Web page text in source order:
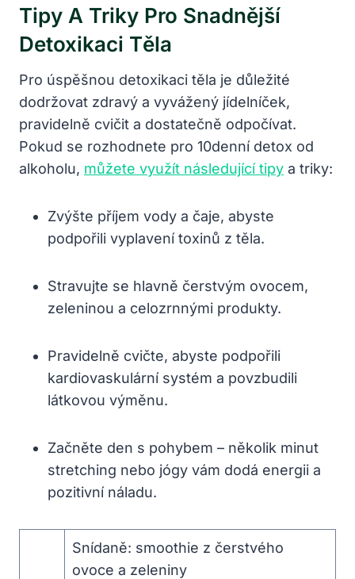
Tipy A Triky Pro Snadnější
Detoxikaci Těla
Pro úspěšnou detoxikaci těla je důležité
dodržovat zdravý a vyvážený jídelníček,
pravidelně cvičit a dostatečně odpočívat.
Pokud se rozhodnete pro 10denní detox od
alkoholu, můžete využít následující tipy a triky:
Zvýšte příjem vody a čaje, abyste
podpořili vyplavení toxinů z těla.
Stravujte se hlavně čerstvým ovocem,
zeleninou a celozrnnými produkty.
Pravidelně cvičte, abyste podpořili
kardiovaskulární systém a povzbudili
látkovou výměnu.
Začněte den s pohybem – několik minut
stretching nebo jógy vám dodá energii a
pozitivní náladu.
Snídaně: smoothie z čerstvého
ovoce a zeleniny